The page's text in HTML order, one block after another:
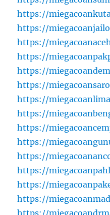
https://
https://
https://
https://
https://
https://
https://
https://
https://
https://
https://
https://
https://
https://